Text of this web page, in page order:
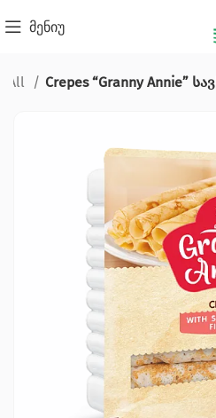
მენიუ
All Crepes “Granny Annie”